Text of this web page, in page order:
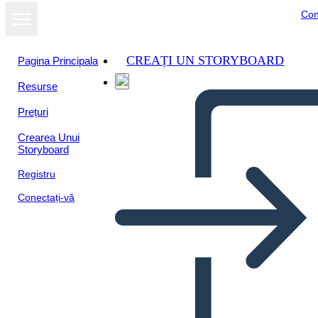
Pagina Principala
Resurse
Prețuri
Crearea Unui
Storyboard
Registru
Conectați-vă
CREAȚI UN STORYBOARD